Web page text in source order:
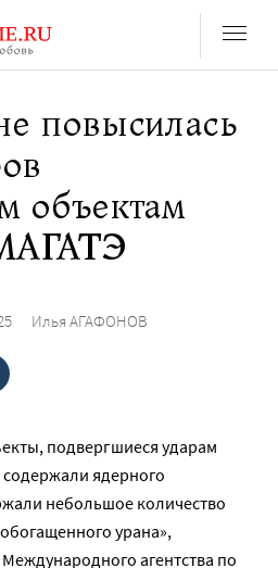
повысилась
объектам
Илья АГАФОНОВ
подвергшиеся ударам
ядерного
небольшое количество
урана»,
агентства по